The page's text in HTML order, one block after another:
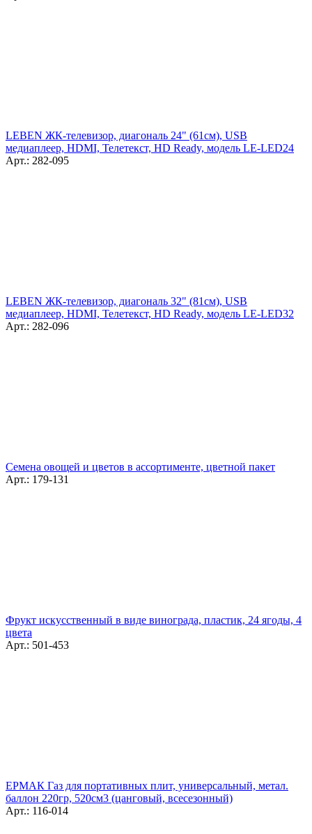
LEBEN ЖК-телевизор, диагональ 24" (61см), USB
медиаплеер, HDMI, Телетекст, HD Ready, модель LE-LED24
Арт.: 282-095
LEBEN ЖК-телевизор, диагональ 32" (81см), USB
медиаплеер, HDMI, Телетекст, HD Ready, модель LE-LED32
Арт.: 282-096
Семена овощей и цветов в ассортименте, цветной пакет
Арт.: 179-131
Фрукт искусственный в виде винограда, пластик, 24 ягоды, 4
цвета
Арт.: 501-453
ЕРМАК Газ для портативных плит, универсальный, метал.
баллон 220гр, 520см3 (цанговый, всесезонный)
Арт.: 116-014